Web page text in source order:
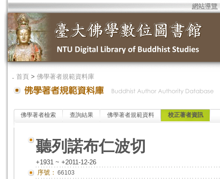
網站導覽
． 首頁 > 佛學著者規範資料庫
佛學著者檢索 查詢結果 佛學著者規範資料 校正著者資訊
聽列諾布仁波切
+1931 ~ +2011-12-26
序號： 66103